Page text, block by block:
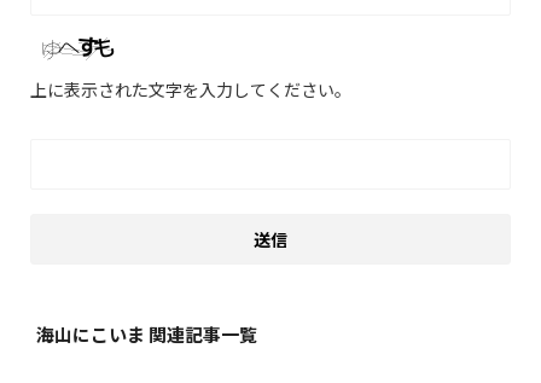
上に表示された文字を入力してください。
海山にこいま 関連記事一覧